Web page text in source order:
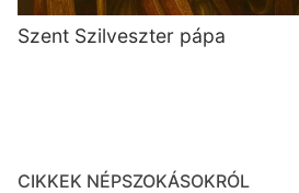
Szent Szilveszter pápa
CIKKEK NÉPSZOKÁSOKRÓL